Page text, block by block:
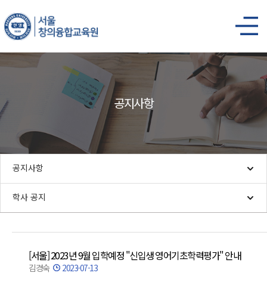
공지사항
공지사항
학사 공지
[서울] 2023년 9월 입학예정 "신입생 영어기초학력평가" 안내
김경숙 2023-07-13